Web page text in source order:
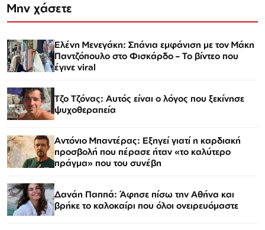
Μην χάσετε
Ελένη Μενεγάκη: Σπάνια εμφάνιση με τον Μάκη
Παντζόπουλο στο Φισκάρδο – Το βίντεο που
έγινε viral
Τζο Τζόνας: Αυτός είναι ο λόγος που ξεκίνησε
ψυχοθεραπεία
Αντόνιο Μπαντέρας: Εξηγεί γιατί η καρδιακή
προσβολή που πέρασε ήταν «το καλύτερο
πράγμα» που του συνέβη
Δανάη Παππά: Άφησε πίσω την Αθήνα και
βρήκε το καλοκαίρι που όλοι ονειρευόμαστε